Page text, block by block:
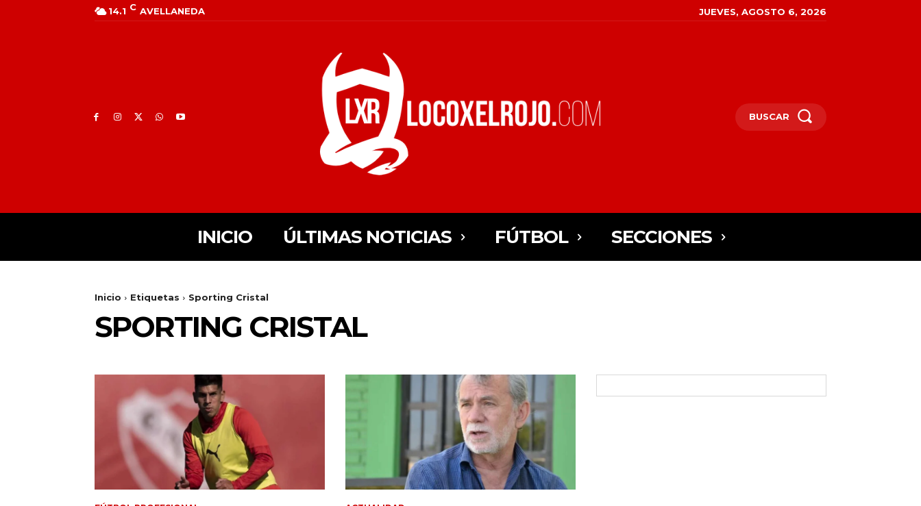
14.1 C AVELLANEDA JUEVES, AGOSTO 6, 2026
BUSCAR
INICIO ÚLTIMAS NOTICIAS FÚTBOL SECCIONES
Inicio Etiquetas Sporting Cristal
SPORTING CRISTAL